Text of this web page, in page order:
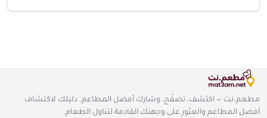
مطعم.نت — اكتشف، تصفّح، وشارك أفضل المطاعم. دليلك لاكتشاف
أفضل المطاعم والعثور على وجهتك القادمة لتناول الطعام.